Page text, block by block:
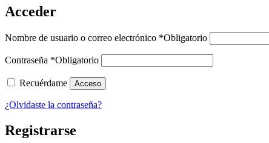
Acceder
Nombre de usuario o correo electrónico *Obligatorio
Contraseña *Obligatorio
Recuérdame Acceso
¿Olvidaste la contraseña?
Registrarse